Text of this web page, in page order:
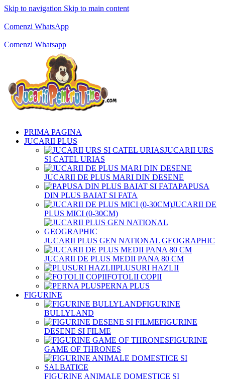
Skip to navigation Skip to main content
Comenzi WhatsApp
Comenzi Whatsapp
PRIMA PAGINA
JUCARII PLUS
JUCARII URS
SI CATEL URIAS
JUCARII DE PLUS MARI DIN DESENE
PAPUSA
DIN PLUS BAIAT SI FATA
JUCARII DE
PLUS MICI (0-30CM)
JUCARII PLUS GEN NATIONAL GEOGRAPHIC
JUCARII DE PLUS MEDII PANA 80 CM
PLUSURI HAZLII
FOTOLII COPII
PERNA PLUS
FIGURINE
FIGURINE
BULLYLAND
FIGURINE
DESENE SI FILME
FIGURINE
GAME OF THRONES
FIGURINE ANIMALE DOMESTICE SI